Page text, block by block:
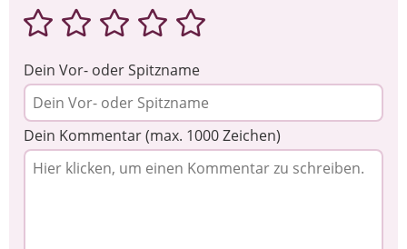
Dein Vor- oder Spitzname
Dein Kommentar (max. 1000 Zeichen)